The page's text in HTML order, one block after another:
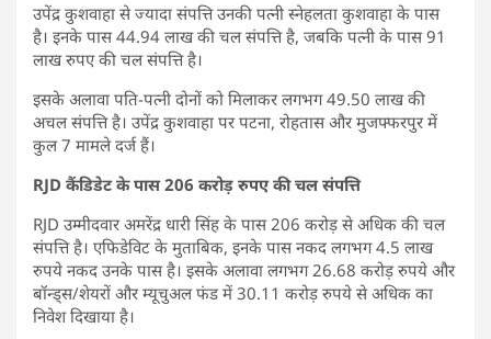
उपेंद्र कुशवाहा से ज्यादा संपत्ति उनकी पत्नी स्नेहलता कुशवाहा के पास
है। इनके पास 44.94 लाख की चल संपत्ति है, जबकि पत्नी के पास 91
लाख रुपए की चल संपत्ति है।
इसके अलावा पति-पत्नी दोनों को मिलाकर लगभग 49.50 लाख की
अचल संपत्ति है। उपेंद्र कुशवाहा पर पटना, रोहतास और मुजफ्फरपुर में
कुल 7 मामले दर्ज हैं।
RJD कैंडिडेट के पास 206 करोड़ रुपए की चल संपत्ति
RJD उम्मीदवार अमरेंद्र धारी सिंह के पास 206 करोड़ से अधिक की चल
संपत्ति है। एफिडेविट के मुताबिक, इनके पास नकद लगभग 4.5 लाख
रुपये नकद उनके पास है। इसके अलावा लगभग 26.68 करोड़ रुपये और
बॉन्ड्स/शेयरों और म्यूचुअल फंड में 30.11 करोड़ रुपये से अधिक का
निवेश दिखाया है।